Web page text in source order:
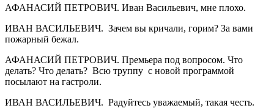
АФАНАСИЙ ПЕТРОВИЧ. Иван Васильевич, мне плохо.
ИВАН ВАСИЛЬЕВИЧ. Зачем вы кричали, горим? За вами
пожарный бежал.
АФАНАСИЙ ПЕТРОВИЧ. Премьера под вопросом. Что
делать? Что делать? Всю труппу с новой программой
посылают на гастроли.
ИВАН ВАСИЛЬЕВИЧ. Радуйтесь уважаемый, такая честь.